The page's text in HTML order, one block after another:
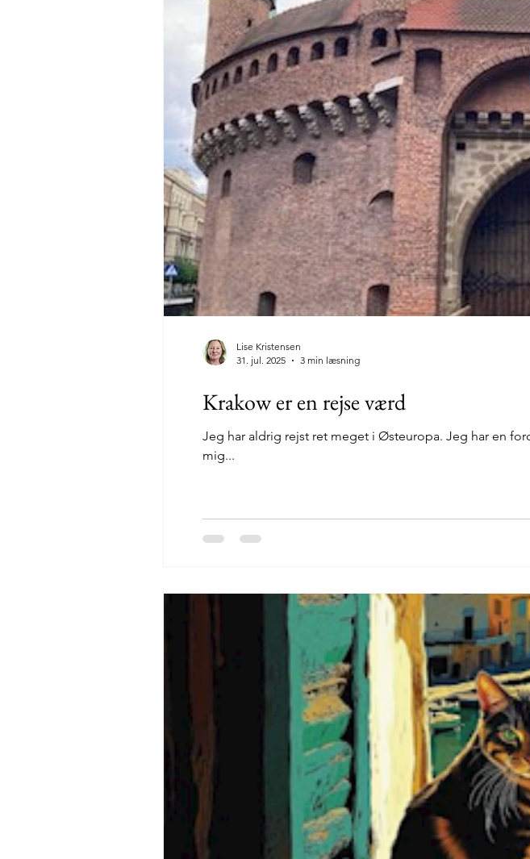
Krakow er en rejse værd
Jeg har aldrig rejst ret meget i Østeuropa. Jeg har en
mig...
Lise Kristensen
31. jul. 2025
3 min læsning